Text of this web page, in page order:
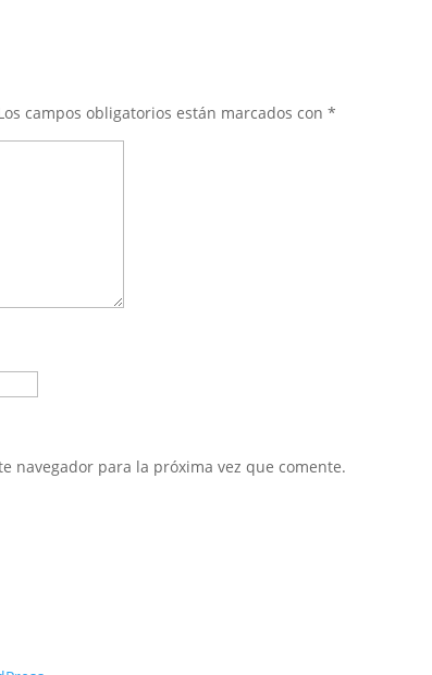
campos obligatorios están marcados con*
navegador para la próxima vez que comente.